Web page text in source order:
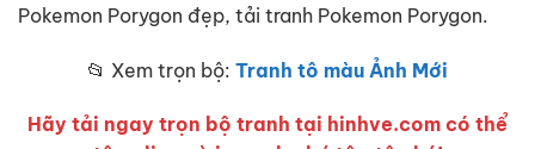
Pokemon Porygon đẹp, tải tranh Pokemon Porygon.
📂 Xem trọn bộ: Tranh tô màu Ảnh Mới
Hãy tải ngay trọn bộ tranh tại hinhve.com có thể